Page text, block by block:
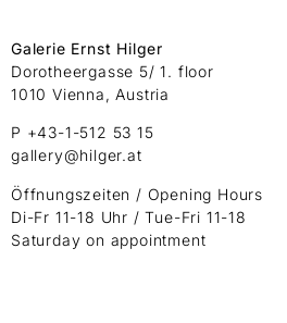
Galerie Ernst Hilger
Dorotheergasse 5/ 1. floor
1010 Vienna, Austria
P +43-1-512 53 15
gallery@hilger.at
Öffnungszeiten / Opening Hours
Di-Fr 11-18 Uhr / Tue-Fri 11-18
Saturday on appointment